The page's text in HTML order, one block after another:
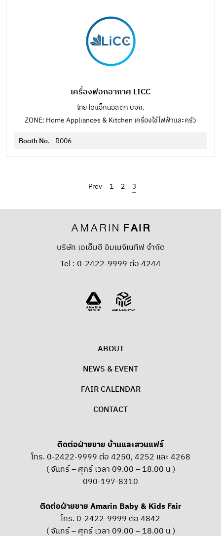
เครื่องฟอกอากาศ LICC
ไทย ไดแอ็กนอสติก บจก.
ZONE: Home Appliances & Kitchen เครื่องใช้ไฟฟ้าและครัว
Booth No. R006
1 2 3
บริษัท เอเอ็มอี อิมเมจิเนทีฟ จำกัด
Tel : 0-2422-9999 ต่อ 4244
ABOUT
NEWS & EVENT
FAIR CALENDAR
CONTACT
ติดต่อฝ่ายขาย บ้านและสวนแฟร์
โทร. 0-2422-9999 ต่อ 4250, 4252 และ 4268
( จันทร์ – ศุกร์ เวลา 09.00 – 18.00 น )
090-197-8310
ติดต่อฝ่ายขาย Amarin Baby & Kids Fair
โทร. 0-2422-9999 ต่อ 4842
( จันทร์ – ศุกร์ เวลา 09.00 – 18.00 น )